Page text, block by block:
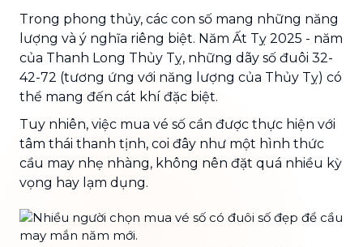
Trong phong thủy, các con số mang những năng
lượng và ý nghĩa riêng biệt. Năm Ất Tỵ 2025 - năm
của Thanh Long Thủy Tỵ, những dãy số đuôi 32-
42-72 (tương ứng với năng lượng của Thủy Tỵ) có
thể mang đến cát khí đặc biệt.
Tuy nhiên, việc mua vé số cần được thực hiện với
tâm thái thanh tịnh, coi đây như một hình thức
cầu may nhẹ nhàng, không nên đặt quá nhiều kỳ
vọng hay lạm dụng.